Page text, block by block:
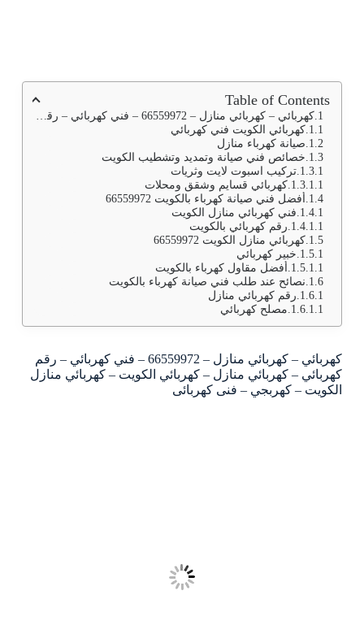
Table of Contents
كهربائي – كهربائي منازل – 66559972 – فني كهربائي – رقم كهربائي – كهربائي منازل – كهربائي الكويت – كهربائي منازل الكويت – كهربجي – فنى كهربائى
كهربائي الكويت فني كهربائي
صيانة كهرباء منازل
خصائص فني صيانة وتمديد وتشطيب الكويت
تركيب اسبوت لايت وثريات
كهربائي قسايم وشقق ومحلات
أفضل فني صيانة كهرباء بالكويت 66559972
فني كهربائي منازل الكويت
رقم كهربائي بالكويت
كهربائي منازل الكويت 66559972
خبير كهربائي
أفضل مقاول كهرباء بالكويت
نصائح عند طلب فني صيانة كهرباء بالكويت
رقم كهربائي منازل
مصلح كهربائي
كهربائي – كهربائي منازل – 66559972 – فني كهربائي – رقم
كهربائي – كهربائي منازل – كهربائي الكويت – كهربائي منازل
الكويت – كهربجي – فنى كهربائى